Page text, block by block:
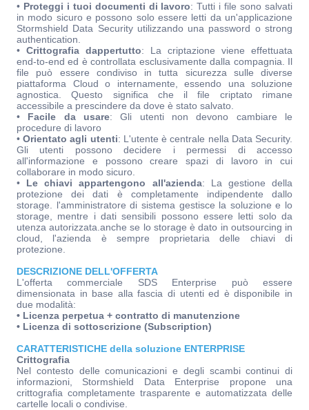
• Proteggi i tuoi documenti di lavoro: Tutti i file sono salvati
in modo sicuro e possono solo essere letti da un'applicazione
Stormshield Data Security utilizzando una password o strong
authentication.
• Crittografia dappertutto: La criptazione viene effettuata
end-to-end ed è controllata esclusivamente dalla compagnia. Il
file può essere condiviso in tutta sicurezza sulle diverse
piattaforma Cloud o internamente, essendo una soluzione
agnostica. Questo significa che il file criptato rimane
accessibile a prescindere da dove è stato salvato.
• Facile da usare: Gli utenti non devono cambiare le
procedure di lavoro
•Orientato agli utenti: L'utente è centrale nella Data Security.
Gli utenti possono decidere i permessi di accesso
all'informazione e possono creare spazi di lavoro in cui
collaborare in modo sicuro.
• Le chiavi appartengono all'azienda: La gestione della
protezione dei dati è completamente indipendente dallo
storage. l'amministratore di sistema gestisce la soluzione e lo
storage, mentre i dati sensibili possono essere letti solo da
utenza autorizzata.anche se lo storage è dato in outsourcing in
cloud, l'azienda è sempre proprietaria delle chiavi di
protezione.
DESCRIZIONE DELL'OFFERTA
L'offerta commerciale SDS Enterprise può essere
dimensionata in base alla fascia di utenti ed è disponibile in
due modalità:
• Licenza perpetua + contratto di manutenzione
• Licenza di sottoscrizione (Subscription)
CARATTERISTICHE della soluzione ENTERPRISE
Crittografia
Nel contesto delle comunicazioni e degli scambi continui di
informazioni, Stormshield Data Enterprise propone una
crittografia completamente trasparente e automatizzata delle
cartelle locali o condivise.